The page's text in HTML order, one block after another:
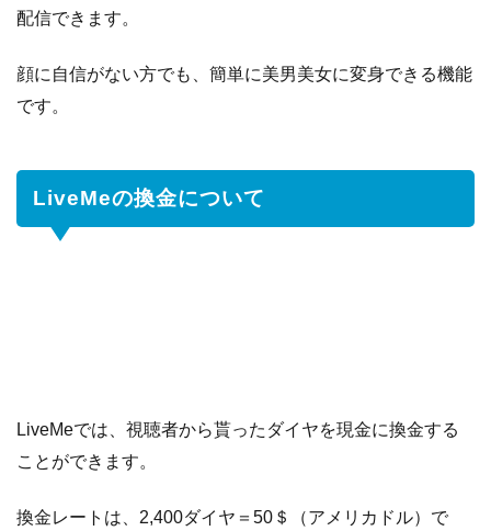
配信できます。
顔に自信がない方でも、簡単に美男美女に変身できる機能
です。
LiveMeの換金について
LiveMeでは、視聴者から貰ったダイヤを現金に換金する
ことができます。
換金レートは、2,400ダイヤ＝50＄（アメリカドル）で